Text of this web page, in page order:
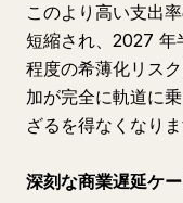
このより高い支出
短縮され、2027 年
程度の希薄化リス
加が完全に軌道に
ざるを得なくなりま
深刻な商業遅延ケ